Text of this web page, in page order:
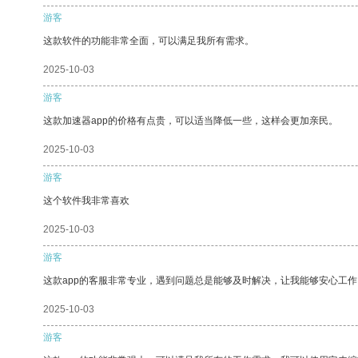
游客
这款软件的功能非常全面，可以满足我所有需求。
2025-10-03
游客
这款加速器app的价格有点贵，可以适当降低一些，这样会更加亲民。
2025-10-03
游客
这个软件我非常喜欢
2025-10-03
游客
这款app的客服非常专业，遇到问题总是能够及时解决，让我能够安心工
2025-10-03
游客